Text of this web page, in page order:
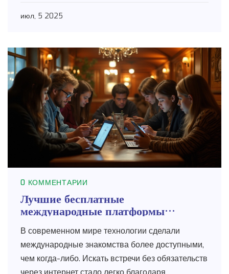
июл, 5 2025
0 КОММЕНТАРИИ
Лучшие бесплатные
международные платформы
В современном мире технологии сделали
международные знакомства более доступными,
чем когда-либо. Искать встречи без обязательств